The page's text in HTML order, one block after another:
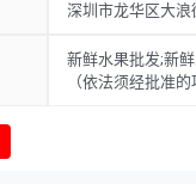
深圳市龙华区大
新鲜水果批发;新
（依法须经批准